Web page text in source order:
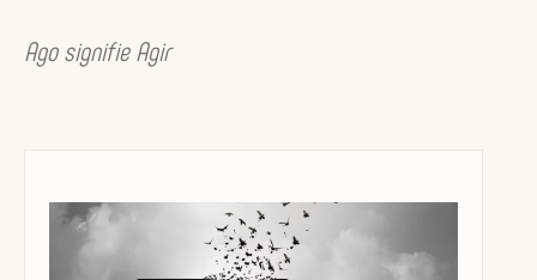
Ago signifie Agir